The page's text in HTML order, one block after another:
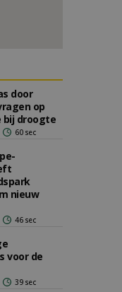
door
op
bij droogte
60 sec
nieuw
46 sec
voor de
39 sec